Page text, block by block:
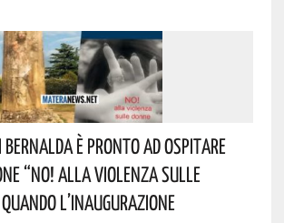
È Pronto Ad Ospitare
“NO! Alla Violenza Sulle
Quando L’inaugurazione